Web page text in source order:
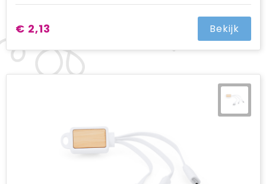
€ 2,13 Bekijk